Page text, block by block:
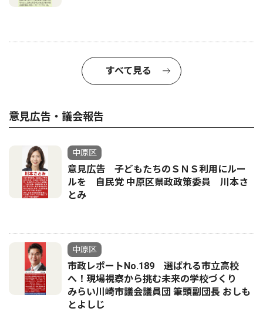
すべて見る
意見広告・議会報告
中原区
意見広告 子どもたちのＳＮＳ利用にルー
ルを 自民党 中原区県政政策委員 川本さ
とみ
中原区
市政レポートNo.189 選ばれる市立高校
へ！現場視察から挑む未来の学校づくり
みらい川崎市議会議員団 筆頭副団長 おしも
とよしじ